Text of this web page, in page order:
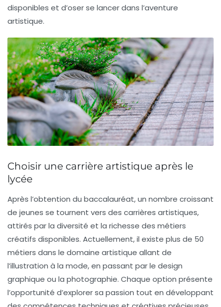
disponibles et d’oser se lancer dans l’aventure
artistique.
Choisir une carrière artistique après le
lycée
Après l’obtention du baccalauréat, un nombre croissant
de jeunes se tournent vers des carrières artistiques,
attirés par la diversité et la richesse des métiers
créatifs disponibles. Actuellement, il existe plus de 50
métiers dans le domaine artistique allant de
l’illustration à la mode, en passant par le design
graphique ou la photographie. Chaque option présente
l’opportunité d’explorer sa passion tout en développant